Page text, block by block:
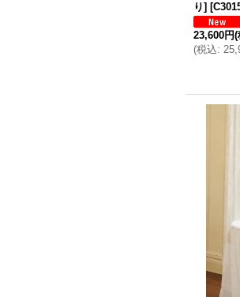
り] [
23,600円(
(税込: